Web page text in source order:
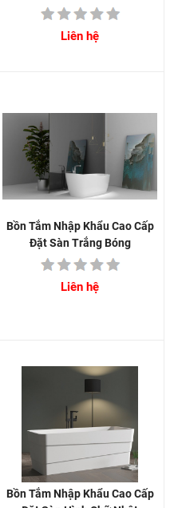
Liên hệ
Bồn Tắm Nhập Khẩu Cao Cấp
Đặt Sàn Trắng Bóng
Liên hệ
Bồn Tắm Nhập Khẩu Cao Cấp